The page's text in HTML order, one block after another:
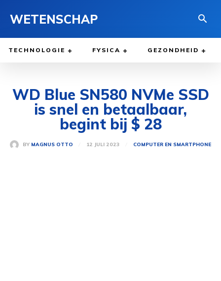
WETENSCHAP
TECHNOLOGIE FYSICA GEZONDHEID
WD Blue SN580 NVMe SSD
is snel en betaalbaar,
begint bij $ 28
BY MAGNUS OTTO 12 JULI 2023 COMPUTER EN SMARTPHONE